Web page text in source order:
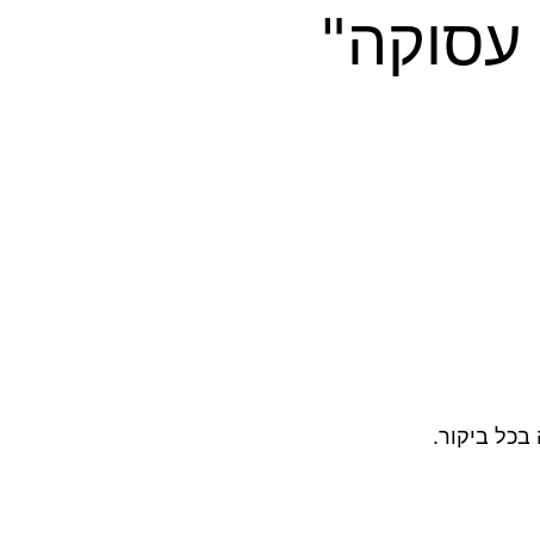
ביקור.